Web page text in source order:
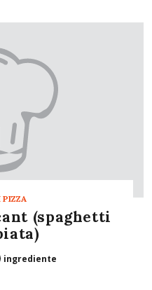
PIZZA
(spaghetti
ingrediente